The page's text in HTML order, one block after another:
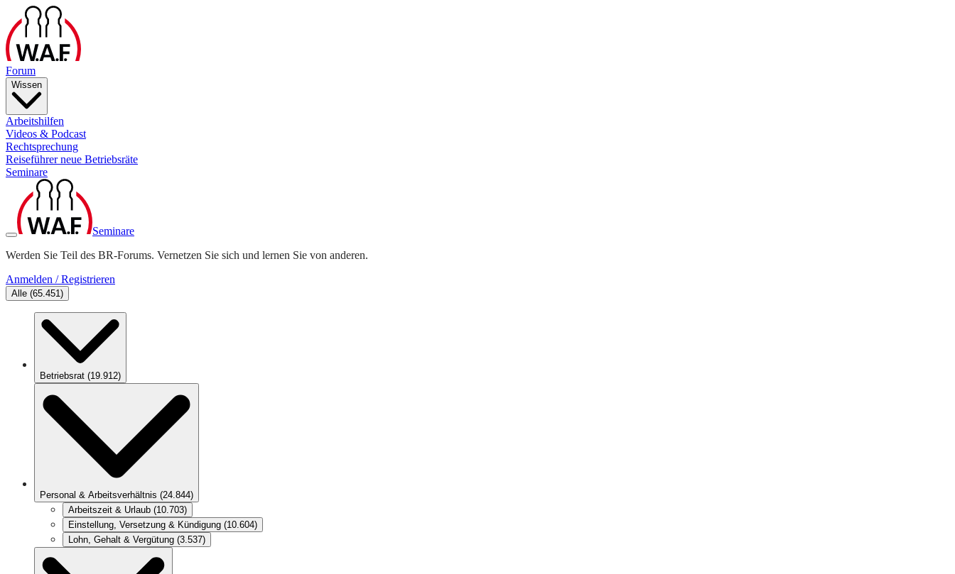
Forum
Wissen
Arbeitshilfen
Videos & Podcast
Rechtsprechung
Reiseführer neue Betriebsräte
Seminare
Seminare
Werden Sie Teil des BR-Forums. Vernetzen Sie sich und lernen Sie von anderen.
Anmelden / Registrieren
Alle (65.451)
Betriebsrat (19.912)
Personal & Arbeitsverhältnis (24.844)
Arbeitszeit & Urlaub (10.703)
Einstellung, Versetzung & Kündigung (10.604)
Lohn, Gehalt & Vergütung (3.537)